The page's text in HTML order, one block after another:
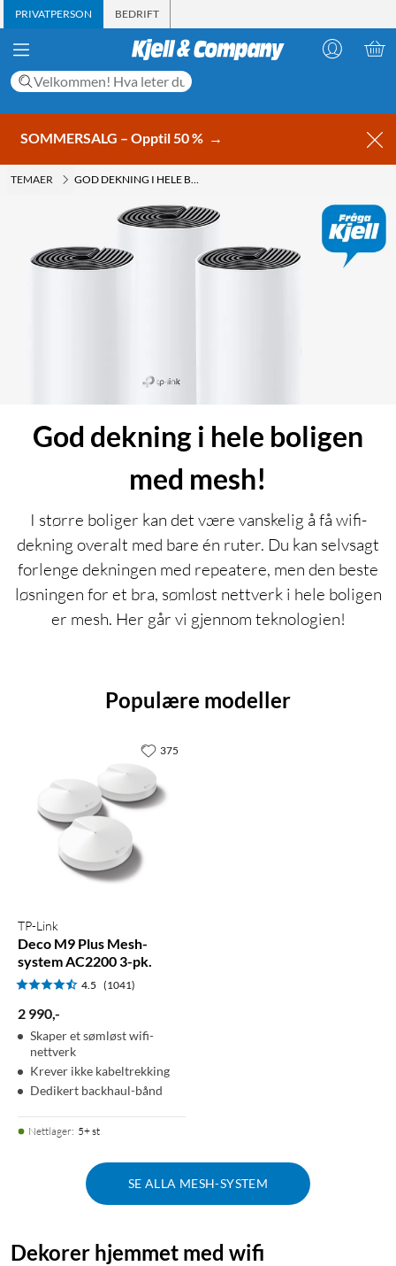
PRIVATPERSON BEDRIFT
SOMMERSALG – Opptil 50 % →
TEMAER GOD DEKNING I HELE BOLIGEN MED MESH!
God dekning i hele boligen
med mesh!
I større boliger kan det være vanskelig å få wifi-
dekning overalt med bare én ruter. Du kan selvsagt
forlenge dekningen med repeatere, men den beste
løsningen for et bra, sømløst nettverk i hele boligen
er mesh. Her går vi gjennom teknologien!
Populære modeller
TP-Link
Deco M9 Plus Mesh-
system AC2200 3-pk.
4.5 (1041)
2 990-
Skaper et sømløst wifi-
nettverk
Krever ikke kabeltrekking
Dedikert backhaul-bånd
Nettlager: 5+ st
375
SE ALLA MESH-SYSTEM
Dekorer hjemmet med wifi